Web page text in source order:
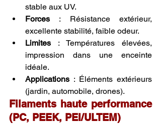
stable aux UV.
Forces : Résistance extérieur,
excellente stabilité, faible odeur.
Limites : Températures élevées,
impression dans une enceinte
idéale.
Applications : Éléments extérieurs
(jardin, automobile, drones).
Filaments haute performance
(PC, PEEK, PEI/ULTEM)